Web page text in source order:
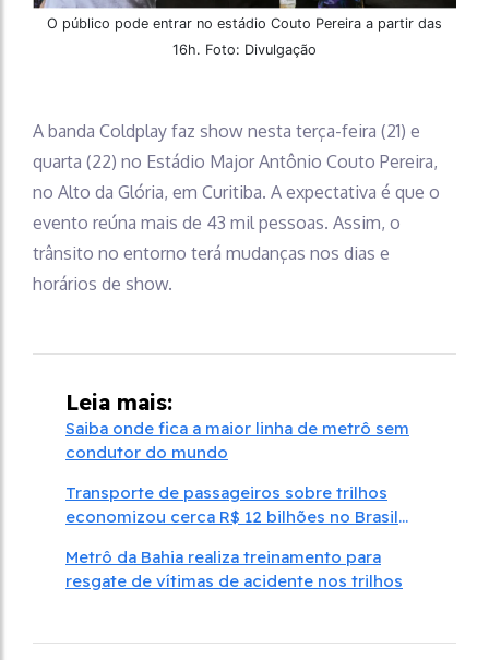
O público pode entrar no estádio Couto Pereira a partir das
16h. Foto: Divulgação
A banda Coldplay faz show nesta terça-feira (21) e
quarta (22) no Estádio Major Antônio Couto Pereira,
no Alto da Glória, em Curitiba. A expectativa é que o
evento reúna mais de 43 mil pessoas. Assim, o
trânsito no entorno terá mudanças nos dias e
horários de show.
Leia mais:
Saiba onde fica a maior linha de metrô sem
condutor do mundo
Transporte de passageiros sobre trilhos
economizou cerca R$ 12 bilhões no Brasil
Metrô da Bahia realiza treinamento para
resgate de vítimas de acidente nos trilhos